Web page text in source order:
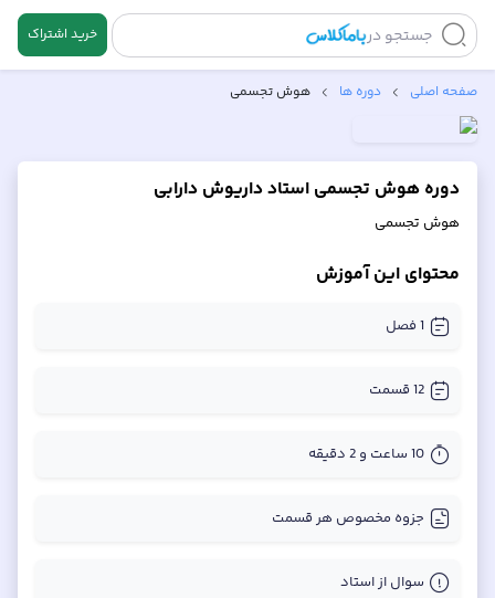
جستجو در خرید اشتراک
صفحه اصلی دوره ها هوش تجسمی
دوره هوش تجسمی استاد داریوش دارابی
هوش تجسمی
محتوای این آموزش
1 فصل
12 قسمت
10 ساعت و 2 دقیقه
جزوه مخصوص هر قسمت
سوال از استاد